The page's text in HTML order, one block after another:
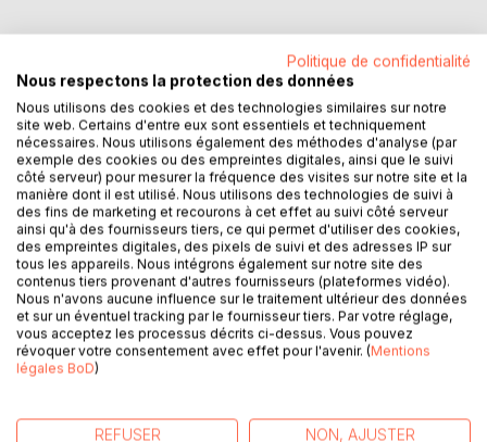
Décryptez Pelléas et Mélisande avec l'analyse de Paideia
éducation !
Que faut-il retenir de la pièce de Maurice Maeterlinck ?
Retrouvez tout ce que vous devez savoir de ce chef-
d'œuvre de la littérature mondiale dans une analyse de
référence pour comprendre rapidement le sens de
l'œuvre. Rédigée de manière claire et accessible par un
enseignant, cette fiche de lecture propose notamment un
résumé, une étude des thèmes principaux, des clés de
lecture et des pistes de réflexion.
Une analyse littéraire complète et détaillée pour mieux lire
et comprendre le livre !
les passionnés de littérature que par les lycéens, Paideia
éducation est considéré comme une référence en matière
Politique de confidentialité
Nous respectons la protection des données
Nous utilisons des cookies et des technologies similaires sur notre
site web. Certains d'entre eux sont essentiels et techniquement
nécessaires. Nous utilisons également des méthodes d'analyse (par
exemple des cookies ou des empreintes digitales, ainsi que le suivi
côté serveur) pour mesurer la fréquence des visites sur notre site et la
manière dont il est utilisé. Nous utilisons des technologies de suivi à
des fins de marketing et recourons à cet effet au suivi côté serveur
ainsi qu'à des fournisseurs tiers, ce qui permet d'utiliser des cookies,
des empreintes digitales, des pixels de suivi et des adresses IP sur
tous les appareils. Nous intégrons également sur notre site des
contenus tiers provenant d'autres fournisseurs (plateformes vidéo).
Nous n'avons aucune influence sur le traitement ultérieur des données
et sur un éventuel tracking par le fournisseur tiers. Par votre réglage,
vous acceptez les processus décrits ci-dessus. Vous pouvez
révoquer votre consentement avec effet pour l'avenir. (Mentions
légales BoD)
REFUSER NON, AJUSTER